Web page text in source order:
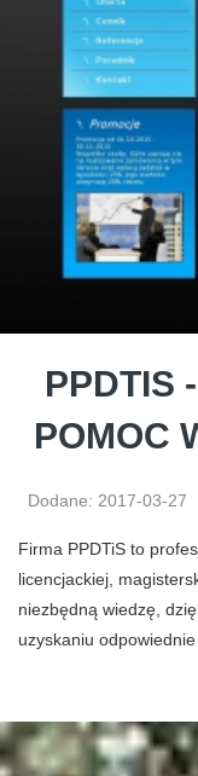
PPDTIS
POMOC
Dodane: 2017-03-27
Firma PPDTiS to
licencjackiej,
niezbędną wiedzę,
uzyskaniu odpowiednie